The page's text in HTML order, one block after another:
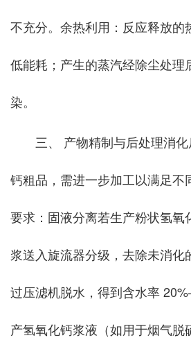
不充分。余热利用：反应释放的
低能耗；产生的蒸汽经除尘处理
染。
三、 产物精制与后处理消
钙粗品，需进一步加工以满足不
要求：固液分离若生产粉状氢氧
浆送入旋流器分级，去除未消化
过压滤机脱水，得到含水率
产氢氧化钙浆液（如用于烟气脱